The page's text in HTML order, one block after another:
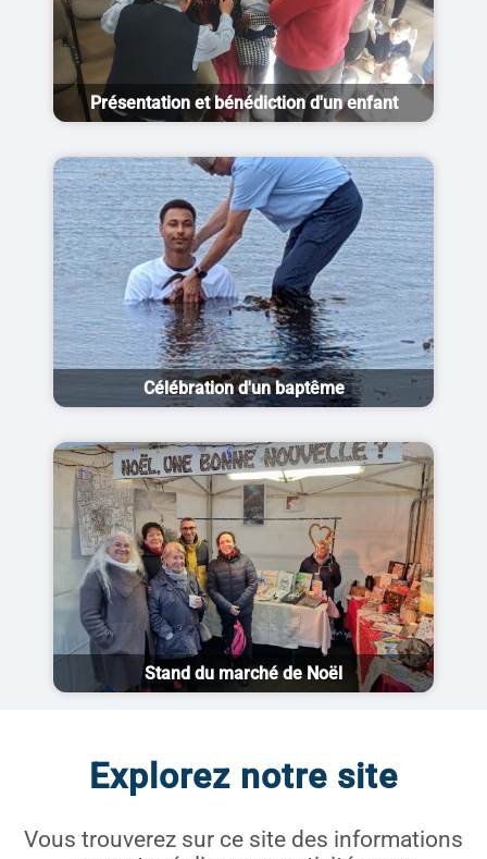
Présentation et bénédiction d'un enfant
Célébration d'un baptême
Stand du marché de Noël
Explorez notre site
Vous trouverez sur ce site des informations